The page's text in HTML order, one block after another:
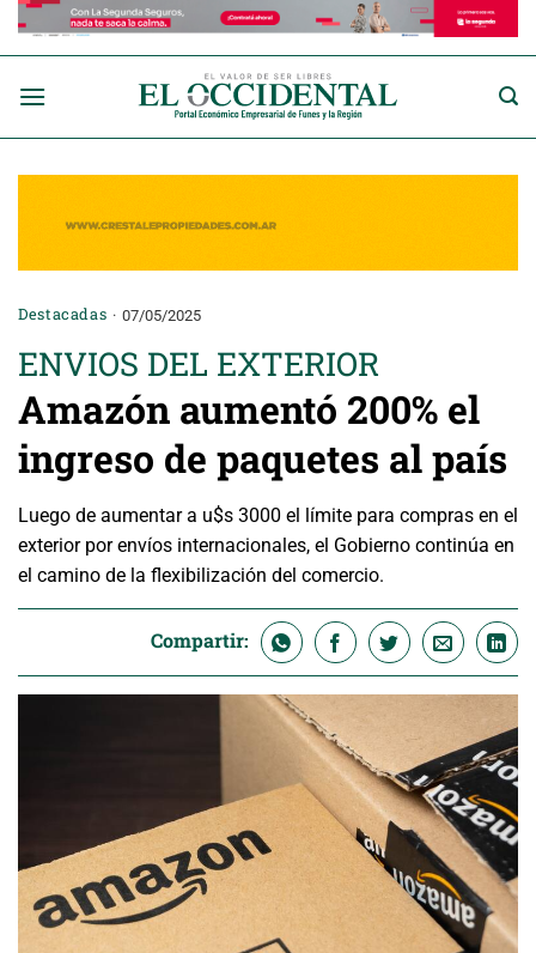
Saltar
Destacadas 07/05/2025
ENVIOS DEL EXTERIOR
Amazón aumentó 200% el
ingreso de paquetes al país
Luego de aumentar a u$s 3000 el límite para compras en el
exterior por envíos internacionales, el Gobierno continúa en
el camino de la flexibilización del comercio.⁠
Compartir: